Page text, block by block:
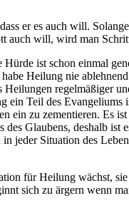
er es auch will.
auch will, wird man
ist schon einmal
Heilung nie
regelmäßiger
ein Teil des Evangeliums
zu zementieren. Es ist
Glaubens, deshalb ist
jeder Situation des
für Heilung wächst,
sich zu ärgern wenn